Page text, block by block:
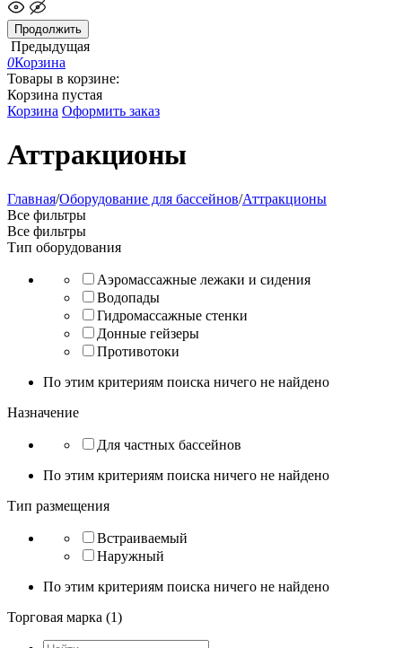
Продолжить
Предыдущая
0Корзина
Товары в корзине:
Корзина пустая
Корзина Оформить заказ
Аттракционы
Главная/Оборудование для бассейнов/Аттракционы
Все фильтры
Все фильтры
Тип оборудования
Аэромассажные лежаки и сидения
Водопады
Гидромассажные стенки
Донные гейзеры
Противотоки
По этим критериям поиска ничего не найдено
Назначение
Для частных бассейнов
По этим критериям поиска ничего не найдено
Тип размещения
Встраиваемый
Наружный
По этим критериям поиска ничего не найдено
Торговая марка (1)